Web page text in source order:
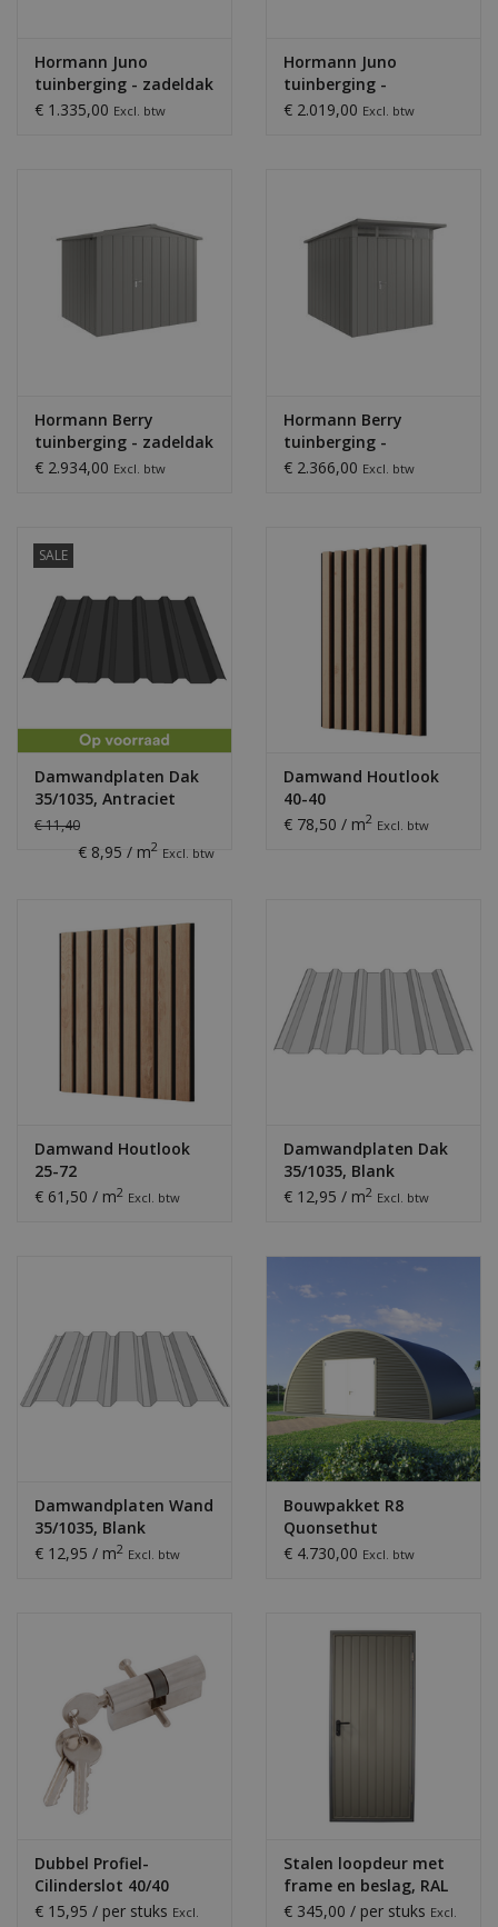
Hormann Juno
tuinberging - zadeldak
€ 1.335,00 Excl. btw
Hormann Juno
tuinberging -
lessenaar
€ 2.019,00 Excl. btw
Hormann Berry
tuinberging - zadeldak
€ 2.934,00 Excl. btw
Hormann Berry
tuinberging -
lessenaar
€ 2.366,00 Excl. btw
SALE
Damwandplaten Dak
35/1035, Antraciet
€ 11,40
€ 8,95 / m2 Excl. btw
Damwand Houtlook
40-40
€ 78,50 / m2 Excl. btw
Damwand Houtlook
25-72
€ 61,50 / m2 Excl. btw
Damwandplaten Dak
35/1035, Blank
Aluminium
€ 12,95 / m2 Excl. btw
Damwandplaten Wand
35/1035, Blank
Aluminium
€ 12,95 / m2 Excl. btw
Bouwpakket R8
Quonsethut
€ 4.730,00 Excl. btw
Dubbel Profiel-
Cilinderslot 40/40
(Dubbele MZ Deur)
€ 15,95 / per stuks Excl.
Stalen loopdeur met
frame en beslag, RAL
9007
€ 345,00 / per stuks Excl.